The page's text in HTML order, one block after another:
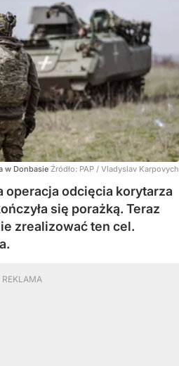
w Donbasie Źródło: PAP / Vladyslav Karpovych
operacja odcięcia korytarza
się porażką. Teraz
zrealizować ten cel.